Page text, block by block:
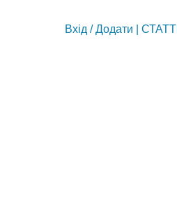
Вхід /Додати СТАТТІ